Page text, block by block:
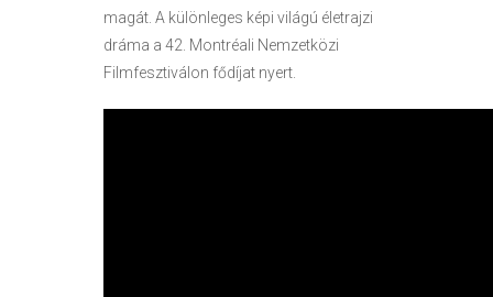
magát. A különleges képi világú életrajzi
dráma a 42. Montréali Nemzetközi
Filmfesztiválon fődíjat nyert.